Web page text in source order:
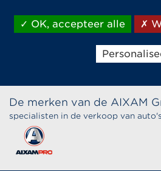
De merken van de AIXAM
specialisten in de verkoop van
OK, accepteer alle